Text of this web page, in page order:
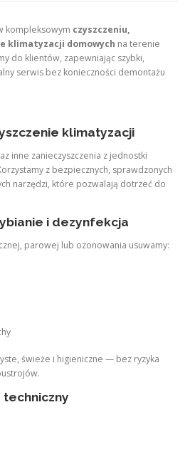
kompleksowym czyszczeniu,
klimatyzacji domowych na terenie
do klientów, zapewniając szybki,
serwis bez konieczności demontażu
klimatyzacji
inne zanieczyszczenia z jednostki
z bezpiecznych, sprawdzonych
narzędzi, które pozwalają dotrzeć do
i dezynfekcja
parowej lub ozonowania usuwamy:
świeże i higieniczne — bez ryzyka